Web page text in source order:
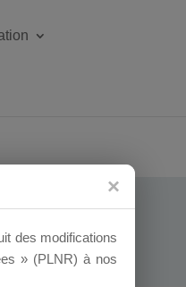
des modifications
» (PLNR) à nos